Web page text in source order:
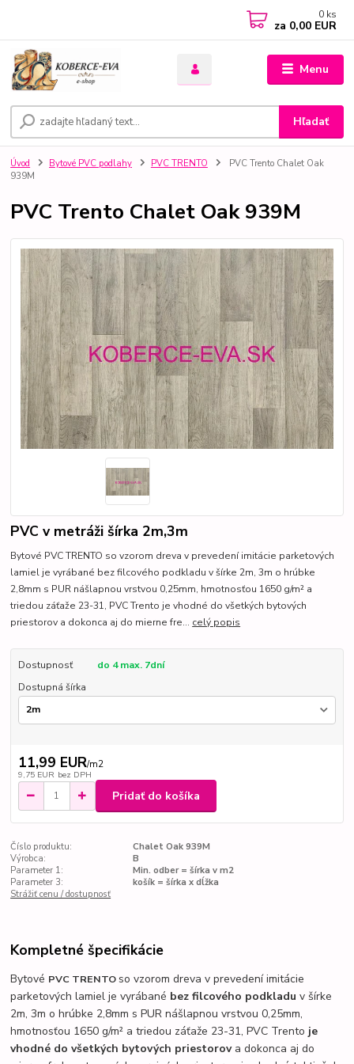
Menu
Hľadať
0 ks
za 0,00 EUR
Úvod Bytové PVC podlahy PVC TRENTO
PVC Trento Chalet Oak
939M
PVC Trento Chalet Oak 939M
PVC v metráži šírka 2m,3m
Bytové PVC TRENTO so vzorom dreva v prevedení imitácie parketových
lamiel je vyrábané bez filcového podkladu v šírke 2m, 3m o hrúbke
2,8mm s PUR nášlapnou vrstvou 0,25mm, hmotnosťou 1650 g/m² a
triedou záťaže 23-31, PVC Trento je vhodné do všetkých bytových
priestorov a dokonca aj do mierne fre... celý popis
Dostupnosť
do 4 max. 7dní
Dostupná šírka
11,99 EUR/m2
9,75 EUR bez DPH
Pridať do košíka
Číslo produktu:
Chalet Oak 939M
Výrobca:
B
Parameter 1:
Min. odber = šírka v m2
Parameter 3:
košík = šírka x dĺžka
Strážiť cenu / dostupnosť
Kompletné špecifikácie
Bytové PVC TRENTO so vzorom dreva v prevedení imitácie
parketových lamiel je vyrábané bez filcového podkladu v šírke
2m, 3m o hrúbke 2,8mm s PUR nášlapnou vrstvou 0,25mm,
hmotnosťou 1650 g/m² a triedou záťaže 23-31, PVC Trento je
vhodné do všetkých bytových priestorova dokonca aj do